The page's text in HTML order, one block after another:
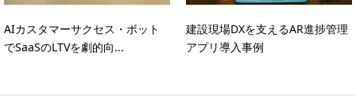
AIカスタマーサクセス・ボット
でSaaSのLTVを劇的向...
建設現場DXを支えるAR進捗管理
アプリ導入事例